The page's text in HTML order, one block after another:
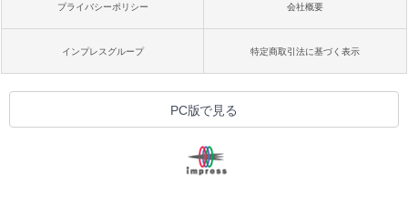
プライバシーポリシー 会社概要
インプレスグループ 特定商取引法に基づく表示
PC版で見る